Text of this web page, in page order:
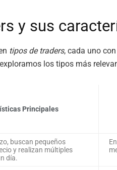
y sus
tipos de traders, cada uno
los tipos más
Principales
buscan pequeños
y realizan múltiples
día.